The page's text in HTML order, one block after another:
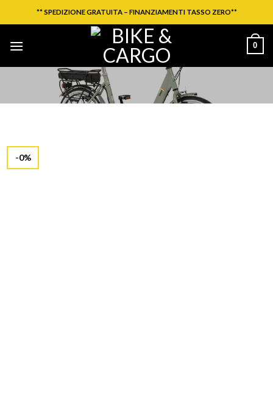
ai
**SPEDIZIONE GRATUITA – FINANZIAMENTI TASSO ZERO**
0
-0%